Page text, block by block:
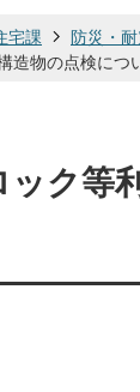
宅課
防災・
造物の点検につ
ク等